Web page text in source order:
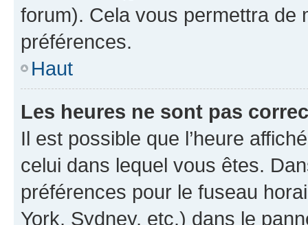
forum). Cela vous permettra de
préférences.
Haut
Les heures ne sont pas
Il est possible que l’heure
celui dans lequel vous êtes.
préférences pour le fuseau
York, Sydney, etc.) dans le